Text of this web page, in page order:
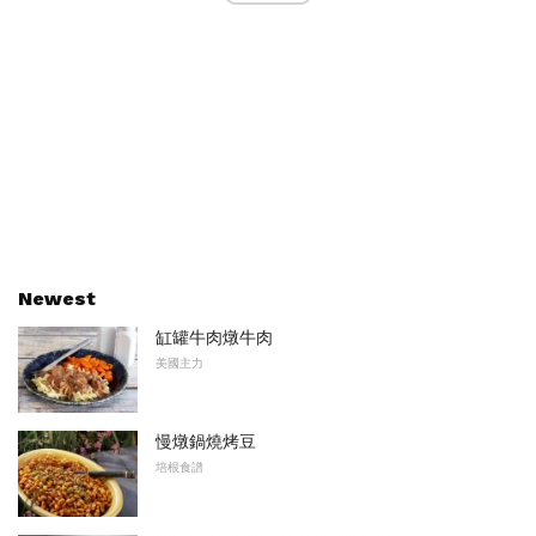
Newest
缸罐牛肉燉牛肉
美國主力
慢燉鍋燒烤豆
培根食譜